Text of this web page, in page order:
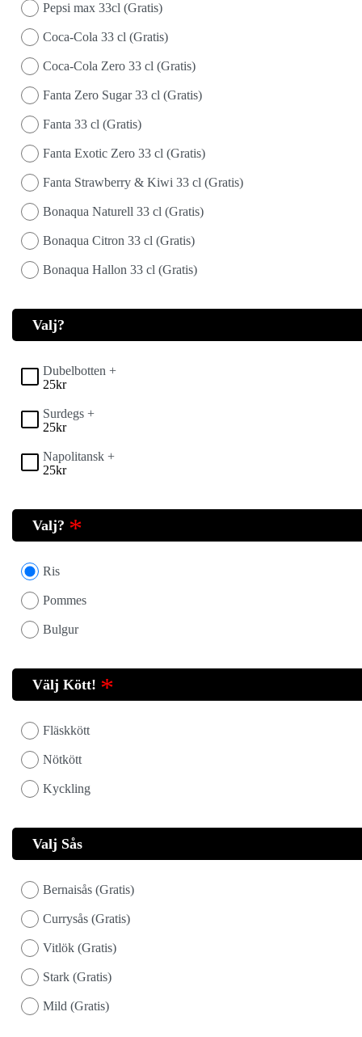
Pepsi max 33cl (Gratis)
Coca-Cola 33 cl (Gratis)
Coca-Cola Zero 33 cl (Gratis)
Fanta Zero Sugar 33 cl (Gratis)
Fanta 33 cl (Gratis)
Fanta Exotic Zero 33 cl (Gratis)
Fanta Strawberry & Kiwi 33 cl (Gratis)
Bonaqua Naturell 33 cl (Gratis)
Bonaqua Citron 33 cl (Gratis)
Bonaqua Hallon 33 cl (Gratis)
Valj?
Dubelbotten +
25kr
Surdegs +
25kr
Napolitansk +
25kr
Valj?
Ris
Pommes
Bulgur
Välj Kött!
Fläskkött
Nötkött
Kyckling
Valj Sås
Bernaisås (Gratis)
Currysås (Gratis)
Vitlök (Gratis)
Stark (Gratis)
Mild (Gratis)